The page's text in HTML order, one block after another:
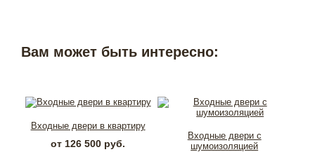
Вам может быть интересно:
Входные двери в квартиру
от 126 500 руб.
Входные двери с
шумоизоляцией